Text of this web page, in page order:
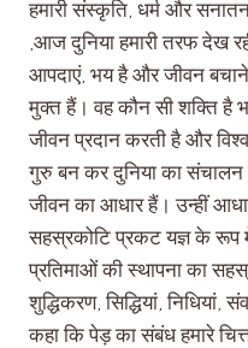
हमारी संस्कृति, धर्म और
,आज दुनिया हमारी तरफ देख
आपदाएं, भय है और जीवन
मुक्त हैं। वह कौन सी शक्ति है
जीवन प्रदान करती है और
गुरु बन कर दुनिया का संचालन
जीवन का आधार हैं। उन्हीं
सहस्रकोटि प्रकट यज्ञ के रूप
प्रतिमाओं की स्थापना का
शुद्धिकरण, सिद्धियां, निधियां,
कहा कि पेड़ का संबंध हमारे